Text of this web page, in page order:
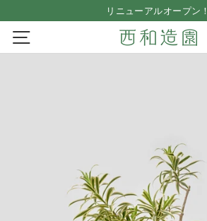
to
content
Pause
slideshow
リニューアルオープン！
SITE NAVIGATION